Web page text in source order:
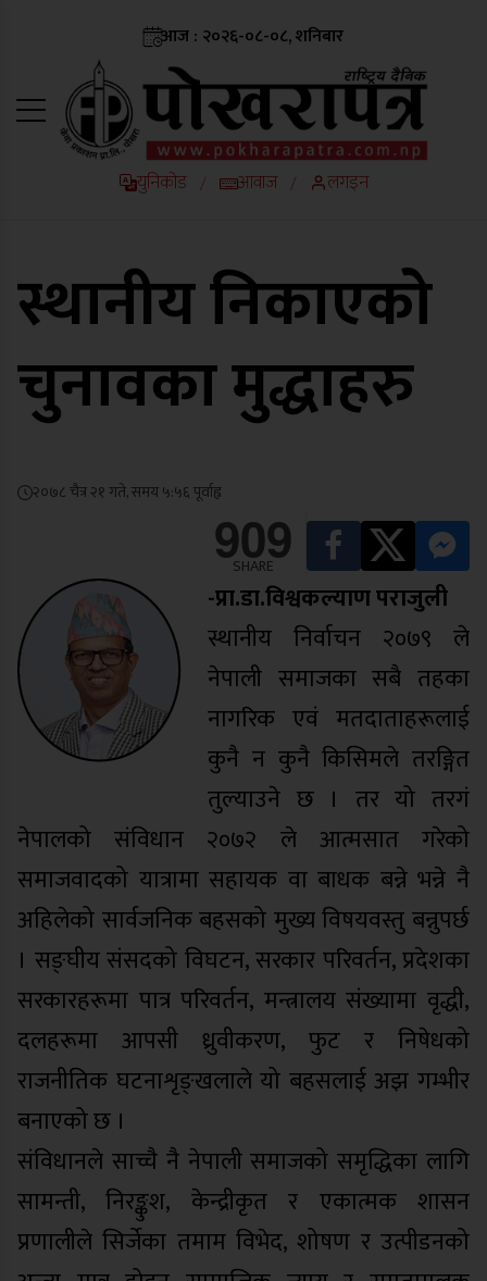
आज : २०२६-०८-०८, शनिबार
युनिकोड / आवाज / लगइन
स्थानीय निकाएको
चुनावका मुद्धाहरु
२०७८ चैत्र २१ गते, समय ५:५६ पूर्वाह्न
909
SHARE
-प्रा.डा.विश्वकल्याण पराजुली
स्थानीय निर्वाचन २०७९ ले
नेपाली समाजका सबै तहका
नागरिक एवं मतदाताहरूलाई
कुनै न कुनै किसिमले तरङ्गित
तुल्याउने छ । तर यो तरगं
नेपालको संविधान २०७२ ले आत्मसात गरेको
समाजवादको यात्रामा सहायक वा बाधक बन्ने भन्ने नै
अहिलेको सार्वजनिक बहसको मुख्य विषयवस्तु बन्नुपर्छ
। सङ्घीय संसदको विघटन, सरकार परिवर्तन, प्रदेशका
सरकारहरूमा पात्र परिवर्तन, मन्त्रालय संख्यामा वृद्धी,
दलहरूमा आपसी ध्रुवीकरण, फुट र निषेधको
राजनीतिक घटनाशृङ्खलाले यो बहसलाई अझ गम्भीर
बनाएको छ ।
संविधानले साच्चै नै नेपाली समाजको समृद्धिका लागि
सामन्ती, निरङ्कुश, केन्द्रीकृत र एकात्मक शासन
प्रणालीले सिर्जेका तमाम विभेद, शोषण र उत्पीडनको